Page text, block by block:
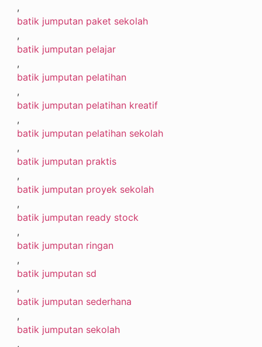
,
batik jumputan paket sekolah
,
batik jumputan pelajar
,
batik jumputan pelatihan
,
batik jumputan pelatihan kreatif
,
batik jumputan pelatihan sekolah
,
batik jumputan praktis
,
batik jumputan proyek sekolah
,
batik jumputan ready stock
,
batik jumputan ringan
,
batik jumputan sd
,
batik jumputan sederhana
,
batik jumputan sekolah
,